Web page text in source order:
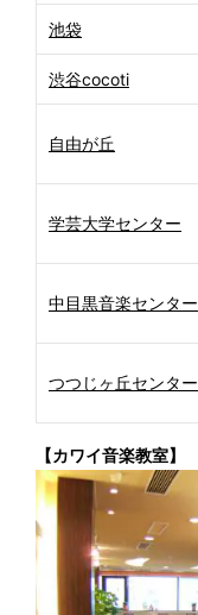
池袋
渋谷cocoti
自由が丘
学芸大学センター
中目黒音楽センター
つつじヶ丘センター
【カワイ音楽教室】